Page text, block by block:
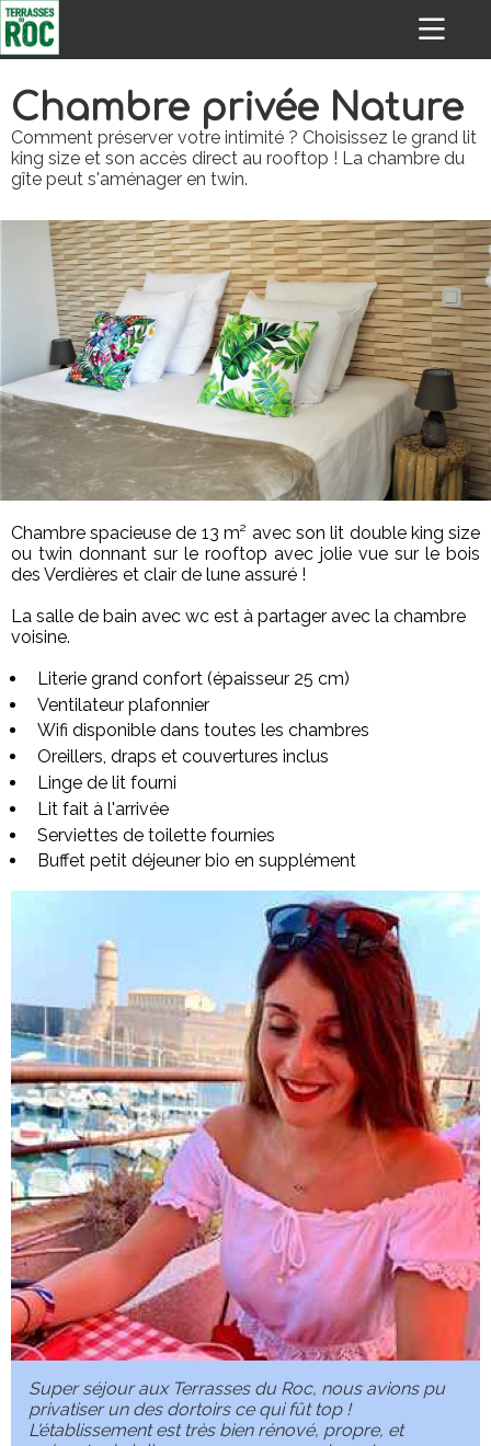
Chambre privée Nature
Comment préserver votre intimité ? Choisissez le grand lit
king size et son accès direct au rooftop ! La chambre du
gîte peut s'aménager en twin.
Chambre spacieuse de 13 m² avec son lit double king size
ou twin donnant sur le rooftop avec jolie vue sur le bois
des Verdières et clair de lune assuré !
La salle de bain avec wc est à partager avec la chambre
voisine.
Literie grand confort (épaisseur 25 cm)
Ventilateur plafonnier
Wifi disponible dans toutes les chambres
Oreillers, draps et couvertures inclus
Linge de lit fourni
Lit fait à l'arrivée
Serviettes de toilette fournies
Buffet petit déjeuner bio en supplément
Super séjour aux Terrasses du Roc, nous avions pu
privatiser un des dortoirs ce qui fût top !
L'établissement est très bien rénové, propre, et